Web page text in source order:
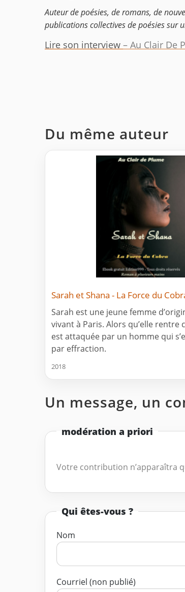
Auteur de poésies, de romans, de
publications collectives de poésies sur
Lire son interview – Au Clair De
Du même auteur
Sarah et Shana - La Force du
Sarah est une jeune femme
vivant à Paris. Alors qu’elle rentre
est attaquée par un homme qui
par effraction.
2018
Un message, un
modération a priori
Votre contribution n’apparaîtra
Qui êtes-vous ?
Nom
Courriel (non publié)